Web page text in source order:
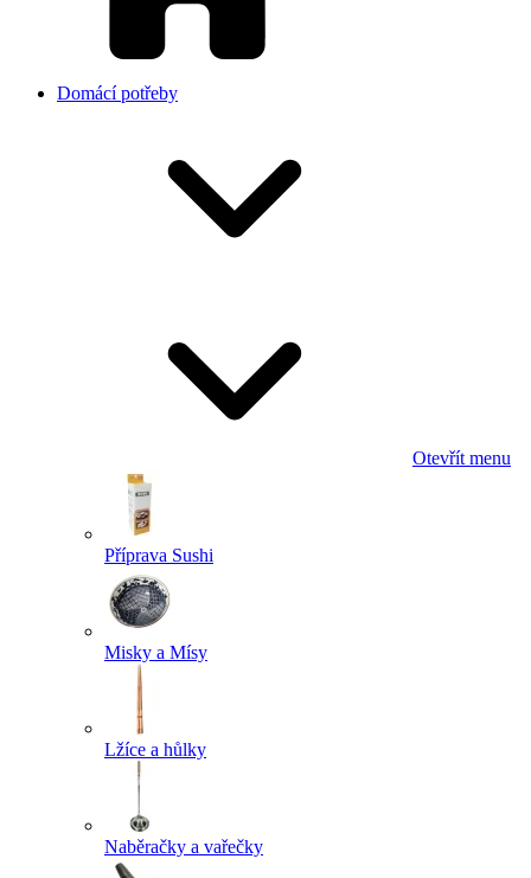
Domácí potřeby
Otevřít menu
Příprava Sushi
Misky a Mísy
Lžíce a hůlky
Naběračky a vařečky